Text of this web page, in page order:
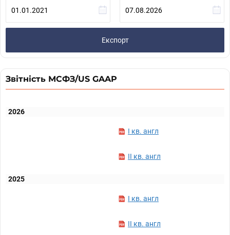
Експорт
Звітність МСФЗ/US GAAP
2026
I кв. англ
II кв. англ
2025
I кв. англ
II кв. англ